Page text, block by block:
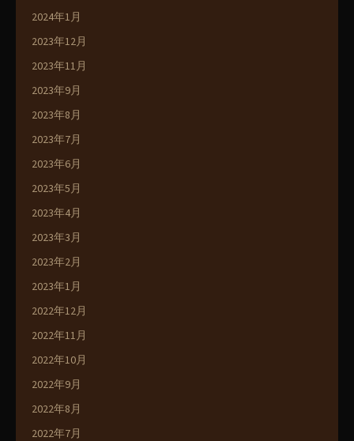
2024年1月
2023年12月
2023年11月
2023年9月
2023年8月
2023年7月
2023年6月
2023年5月
2023年4月
2023年3月
2023年2月
2023年1月
2022年12月
2022年11月
2022年10月
2022年9月
2022年8月
2022年7月